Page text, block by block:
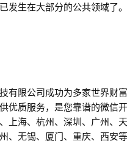
发生在大部分的公共领域了。
有限公司成功为多家世界财
优质服务，是您靠谱的微信
上海、杭州、深圳、广州、
、无锡、厦门、重庆、西安